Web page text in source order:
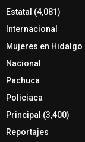
Estatal (4,081)
Internacional
Mujeres en Hidalgo
Nacional
Pachuca
Policiaca
Principal (3,400)
Reportajes